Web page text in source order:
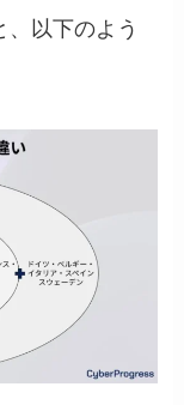
以下のよう